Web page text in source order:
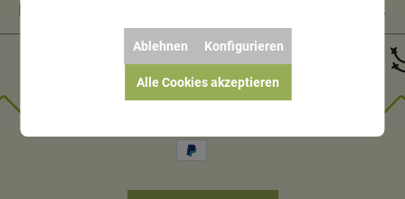
Informationen
Ablehnen Konfigurieren
Alle Cookies akzeptieren